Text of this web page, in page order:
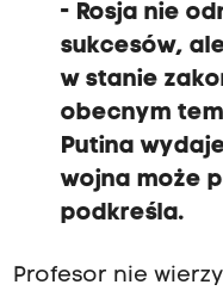
- Rosja nie
sukcesów,
w stanie
obecnym
Putina
wojna może
podkreśla.
Profesor nie